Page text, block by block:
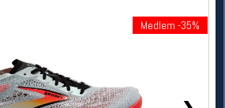
Medlem -35%